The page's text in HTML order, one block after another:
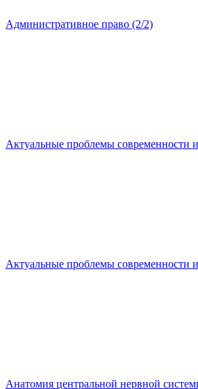
Административное право (2/2)
Актуальные проблемы современности
Актуальные проблемы современности
Анатомия центральной нервной